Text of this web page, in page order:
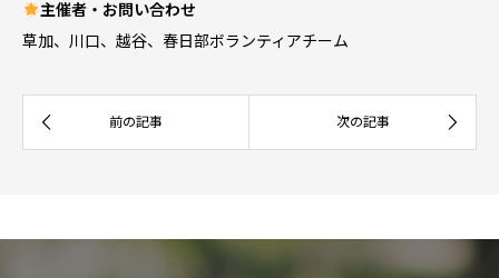
主催者・お問い合わせ
草加、川口、越谷、春日部ボランティアチーム